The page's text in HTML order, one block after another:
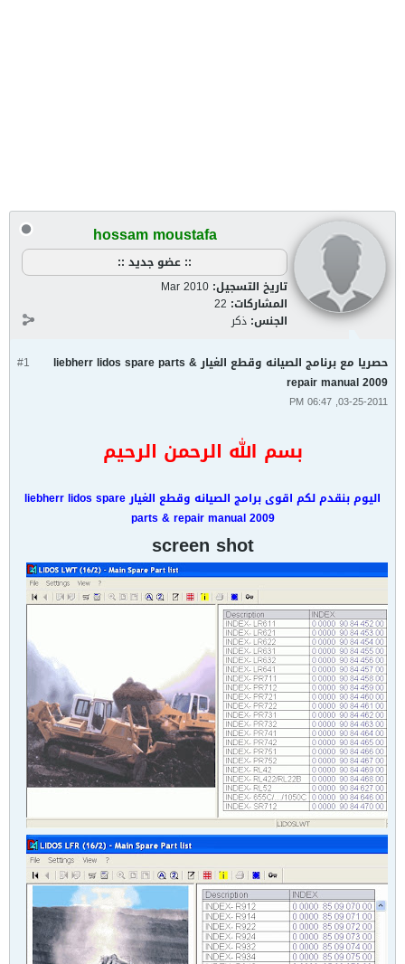
hossam moustafa
:: عضو جديد ::
تاريخ التسجيل: Mar 2010
المشاركات: 22
الجنس: ذكر
#1
حصريا مع برنامج الصيانه وقطع الغيار liebherr lidos spare parts &
repair manual 2009
03-25-2011, 06:47 PM
بسم الله الرحمن الرحيم
اليوم بنقدم لكم اقوى برامج الصيانه وقطع الغيار liebherr lidos spare
parts & repair manual 2009
screen shot